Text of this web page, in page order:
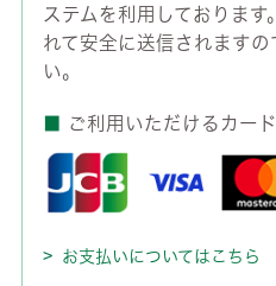
ステムを利用しておりま
れて安全に送信されます
い。
■ ご利用いただけるカード
お支払いについてはこちら